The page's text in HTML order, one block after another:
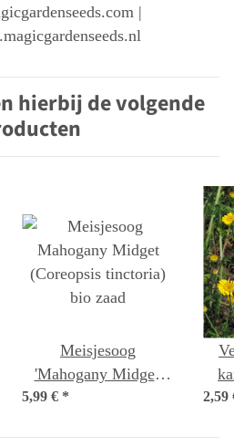
|
hierbij de volgende
Meisjesoog
'Mahogany Midget'
(Coreopsis tinctoria)
5,99 € * 2,59